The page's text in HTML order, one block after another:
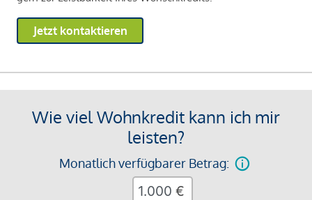
Jetzt kontaktieren
Wie viel Wohnkredit kann ich mir
leisten?
Monatlich verfügbarer Betrag:
€